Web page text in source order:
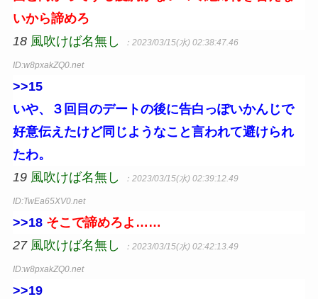
いから諦めろ
18 風吹けば名無し ：2023/03/15(水) 02:38:47.46
ID:w8pxakZQ0.net
>>15
いや、３回目のデートの後に告白っぽいかんじで
好意伝えたけど同じようなこと言われて避けられ
たわ。
19 風吹けば名無し ：2023/03/15(水) 02:39:12.49
ID:TwEa65XV0.net
>>18そこで諦めろよ……
27 風吹けば名無し ：2023/03/15(水) 02:42:13.49
ID:w8pxakZQ0.net
>>19